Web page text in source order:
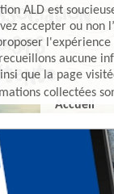
ALD est
accepter ou non
l'expérience
aucune
que la page
collectées
Accueil